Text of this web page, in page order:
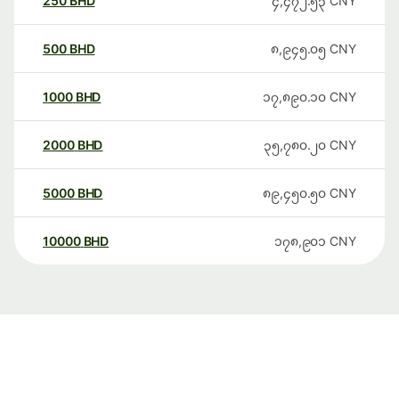
500 BHD ၈,၉၄၅.၀၅ CNY
1000 BHD ၁၇,၈၉၀.၁၀ CNY
2000 BHD ၃၅,၇၈၀.၂၀ CNY
5000 BHD ၈၉,၄၅၀.၅၀ CNY
10000 BHD ၁၇၈,၉၀၁ CNY